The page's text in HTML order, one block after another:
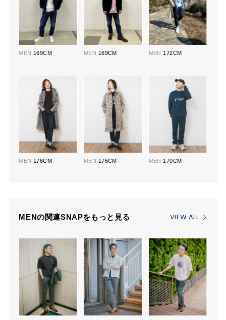
MEN 169CM MEN 169CM MEN 172CM
MEN 176CM MEN 176CM MEN 170CM
MENの関連SNAPをもっと見る VIEW ALL